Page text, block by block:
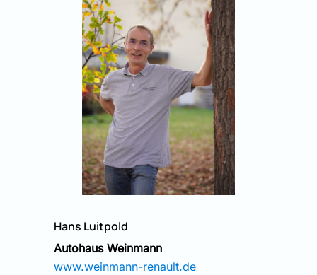
Hans Luitpold
Autohaus Weinmann
www.weinmann-renault.de